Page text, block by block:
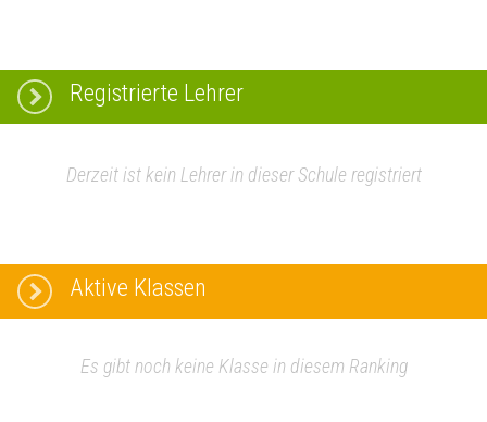
Registrierte Lehrer
Derzeit ist kein Lehrer in dieser Schule registriert
Aktive Klassen
Es gibt noch keine Klasse in diesem Ranking